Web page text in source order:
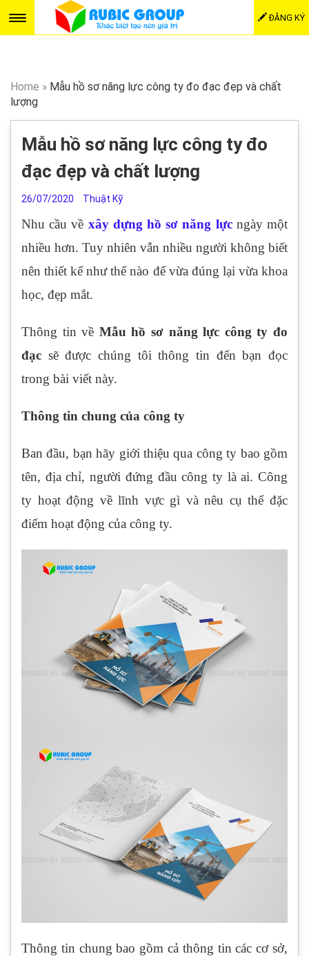
ĐĂNG KÝ
Home » Mẫu hồ sơ năng lực công ty đo đạc đẹp và chất
lượng
Mẫu hồ sơ năng lực công ty đo
đạc đẹp và chất lượng
26/07/2020 Thuật Kỹ
Nhu cầu về xây dựng hồ sơ năng lựcngày một
nhiều hơn. Tuy nhiên vẫn nhiều người không biết
nên thiết kế như thế nào để vừa đúng lại vừa khoa
học, đẹp mắt.
Thông tin về Mẫu hồ sơ năng lực công ty đo
đạc sẽ được chúng tôi thông tin đến bạn đọc
trong bài viết này.
Thông tin chung của công ty
Ban đầu, bạn hãy giới thiệu qua công ty bao gồm
tên, địa chỉ, người đứng đầu công ty là ai. Công
ty hoạt động về lĩnh vực gì và nêu cụ thể đặc
điểm hoạt động của công ty.
Thông tin chung bao gồm cả thông tin các cơ sở,